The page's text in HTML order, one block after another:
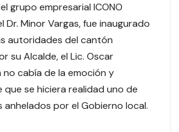
grupo empresarial ICONO
Dr. Minor Vargas, fue inaugurado
autoridades del cantón
su Alcalde, el Lic. Oscar
no cabía de la emoción y
se hiciera realidad uno de
anhelados por el Gobierno local.